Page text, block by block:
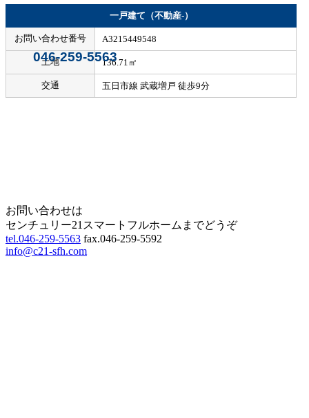
046-259-5563
一戸建て（不動産-）
お問い合わせ番号 A3215449548
土地 136.71㎡
交通 五日市線 武蔵増戸 徒歩9分
お問い合わせは
センチュリー21スマートフルホームまでどうぞ
tel.046-259-5563 fax.046-259-5592
info@c21-sfh.com